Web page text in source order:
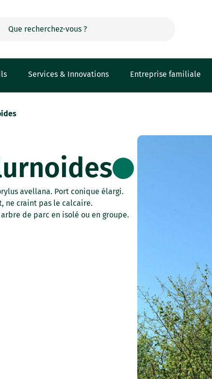
Services & Innovations Entreprise familiale
avellana. Port conique élargi.
ne craint pas le calcaire.
de parc en isolé ou en groupe.